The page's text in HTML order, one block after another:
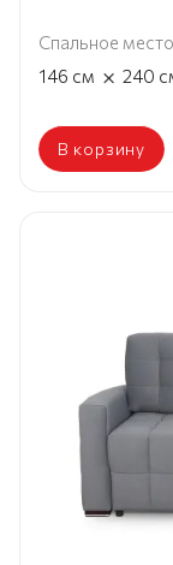
Спальное место
146 см × 240
В корзину